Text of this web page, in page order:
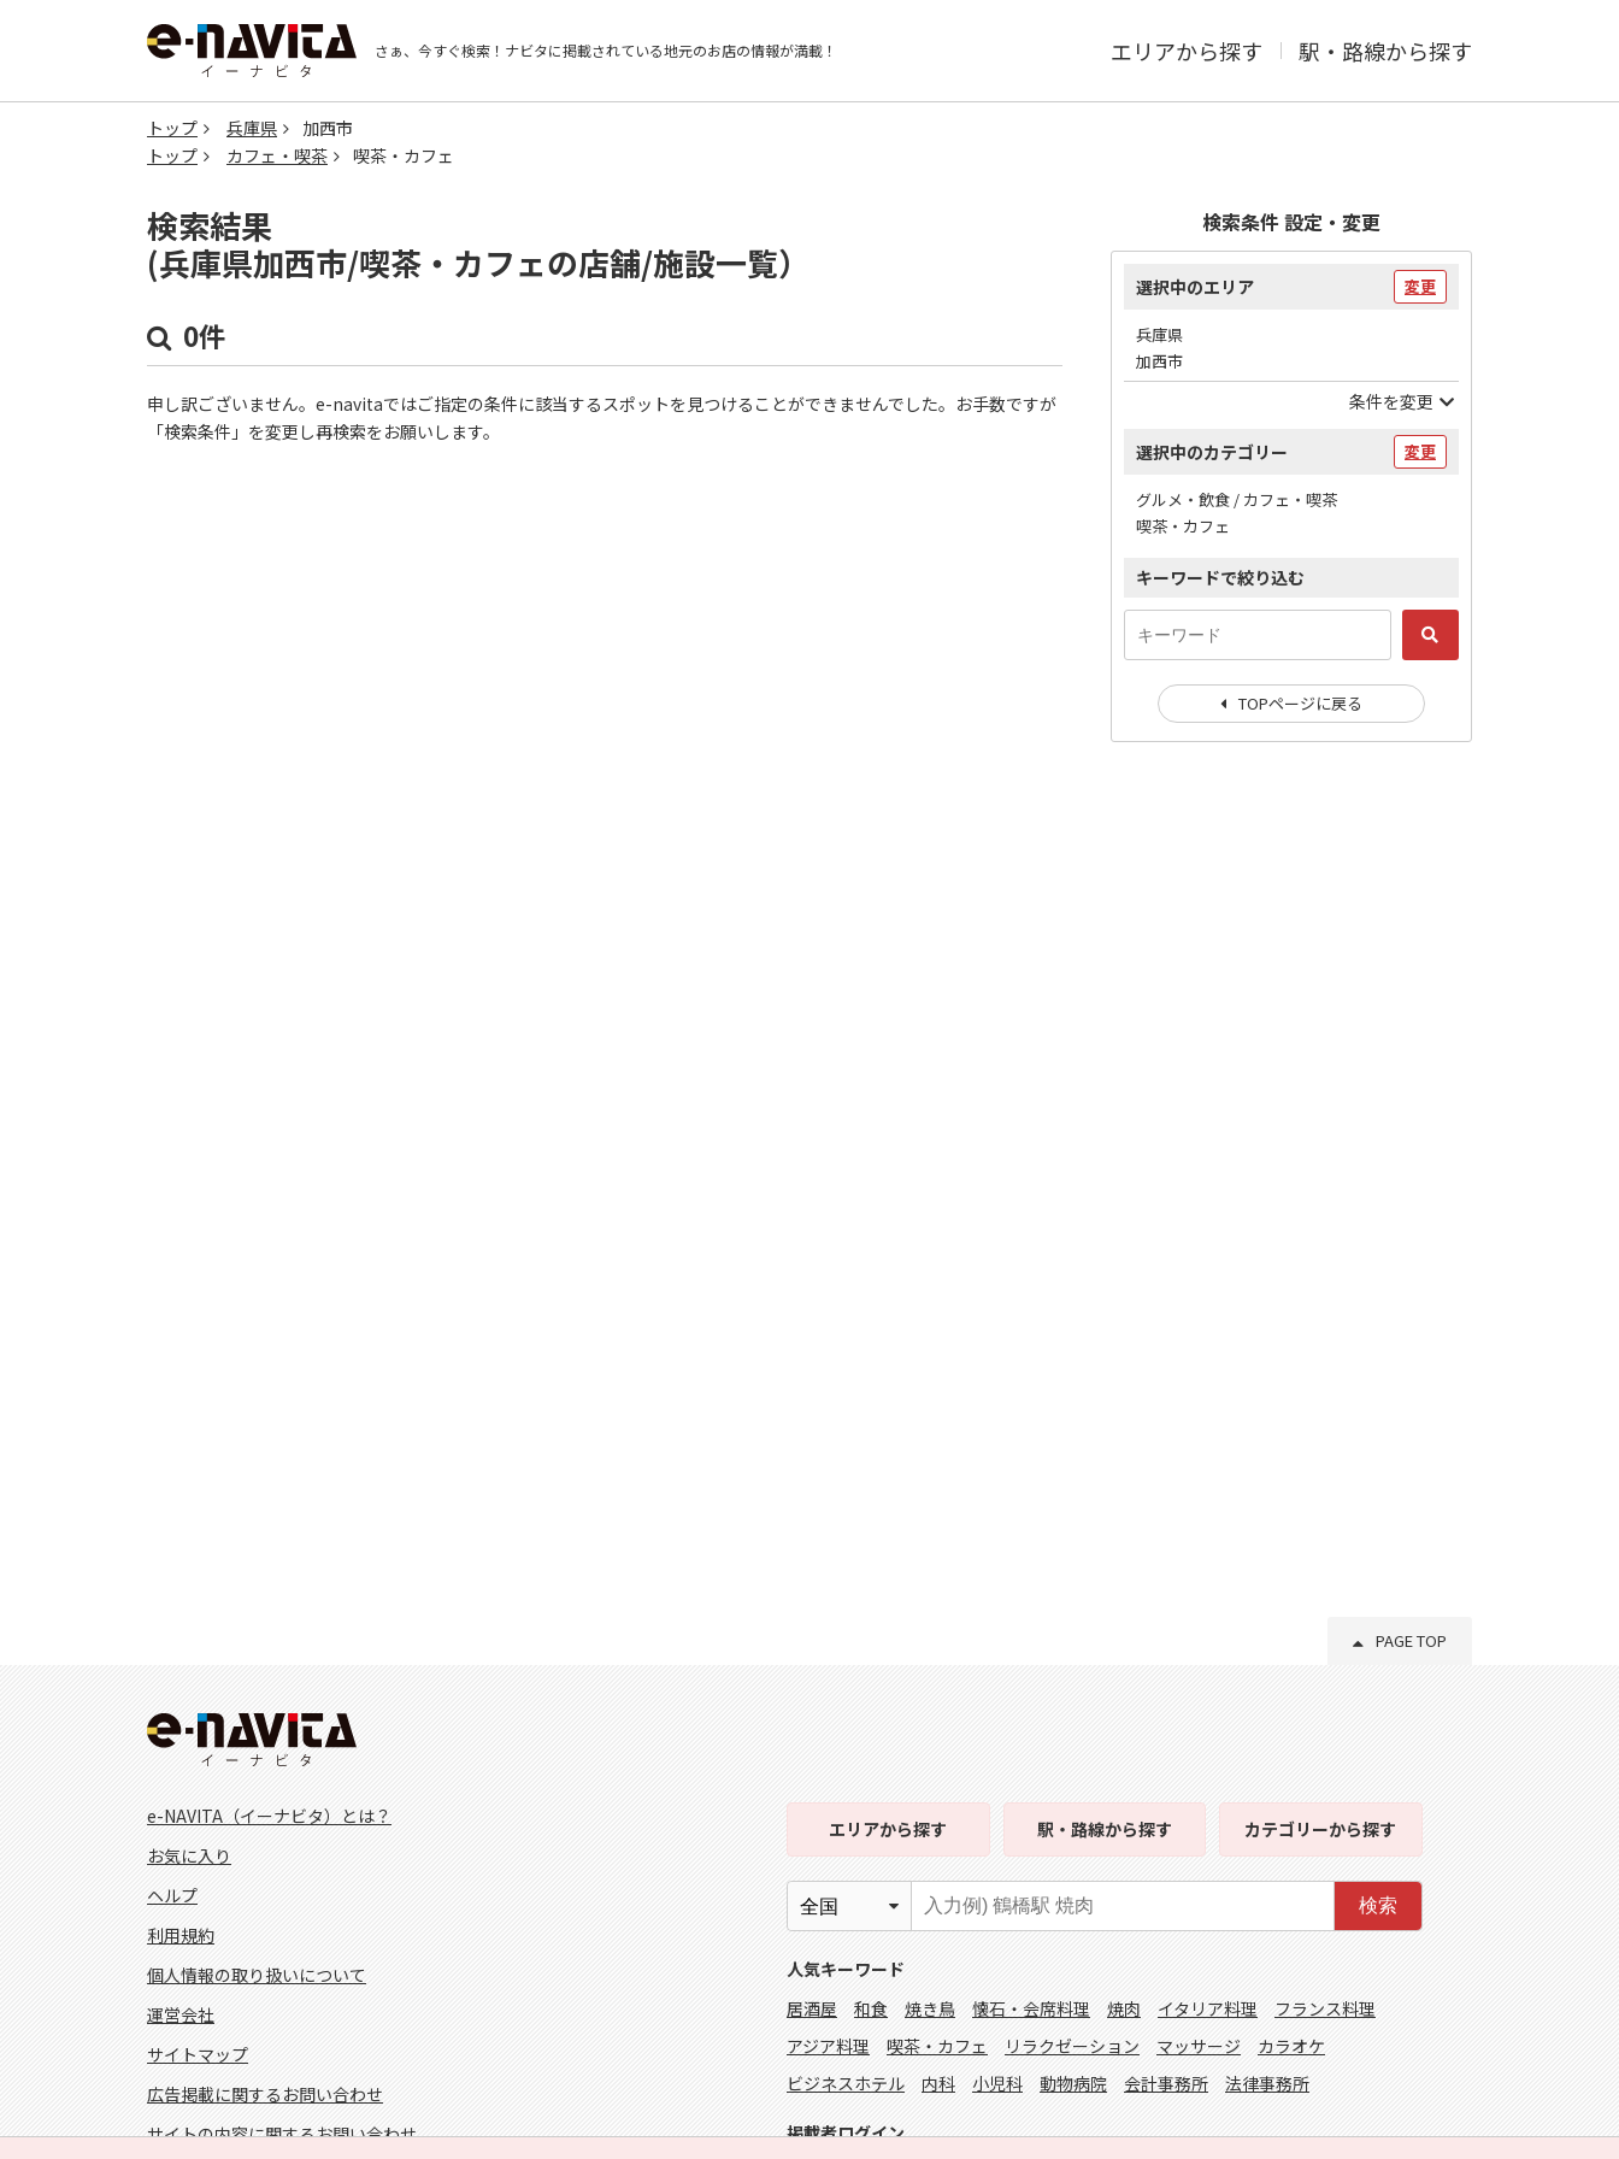
さぁ、今すぐ検索！ ナビタに掲載されている地元のお店の情報が満載！ エリアから探す 駅・路線から探す
トップ 兵庫県
加西市
トップ
カフェ・喫茶 喫茶・カフェ
検索結果
(兵庫県加西市/喫茶・カフェの店舗/施設一覧）
0件
申し訳ございません。e-navitaではご指定の条件に該当するスポットを見つけることができませんでした。お手数ですが
「検索条件」を変更し再検索をお願いします。
検索条件 設定・変更
選択中のエリア 変更
兵庫県
加西市
条件を変更
選択中のカテゴリー 変更
グルメ・飲食 / カフェ・喫茶
喫茶・カフェ
キーワードで絞り込む
TOPページに戻る
PAGE TOP
e-NAVITA（イーナビタ）とは？
お気に入り
ヘルプ
利用規約
個人情報の取り扱いについて
運営会社
サイトマップ
広告掲載に関するお問い合わせ
サイトの内容に関するお問い合わせ
エリアから探す 駅・路線から探す カテゴリーから探す
検索
人気キーワード
居酒屋
和食 焼き鳥 懐石・会席料理 焼肉 イタリア料理
フランス料理
アジア料理
喫茶・カフェ リラクゼーション マッサージ
カラオケ
ビジネスホテル
内科 小児科 動物病院 会計事務所 法律事務所
掲載者ログイン